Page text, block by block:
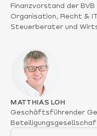
Finanzvorstand der
Organisation, Recht &
Steuerberater und
MATTHIAS LOH
Geschäftsführender